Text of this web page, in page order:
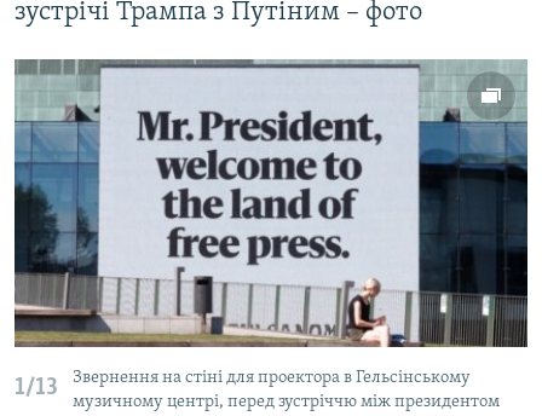
зустрічі Трампа з Путіним – фото
1/13
Звернення на стіні для проектора в Гельсінському
музичному центрі, перед зустріччю між президентом